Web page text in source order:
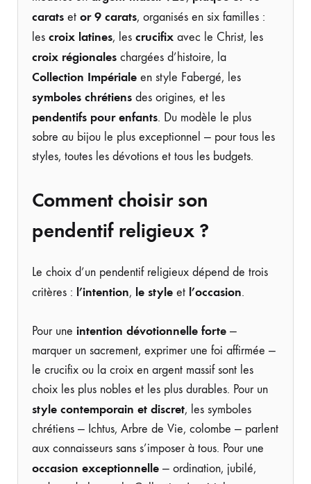
carats et or 9 carats, organisés en six familles :
les croix latines, les crucifix avec le Christ, les
croix régionales chargées d’histoire, la
Collection Impériale en style Fabergé, les
symboles chrétiens des origines, et les
pendentifs pour enfants. Du modèle le plus
sobre au bijou le plus exceptionnel — pour tous les
styles, toutes les dévotions et tous les budgets.
Comment choisir son
pendentif religieux ?
Le choix d’un pendentif religieux dépend de trois
critères : l’intention, le style et l’occasion.
Pour une intention dévotionnelle forte —
marquer un sacrement, exprimer une foi affirmée —
le crucifix ou la croix en argent massif sont les
choix les plus nobles et les plus durables. Pour un
style contemporain et discret, les symboles
chrétiens — Ichtus, Arbre de Vie, colombe — parlent
aux connaisseurs sans s’imposer à tous. Pour une
occasion exceptionnelle — ordination, jubilé,